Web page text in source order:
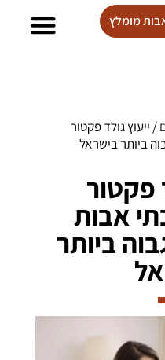
מומלץ
/ ייעוץ גולד פקטור
ביותר בישראל
פקטור
אבות
ביותר